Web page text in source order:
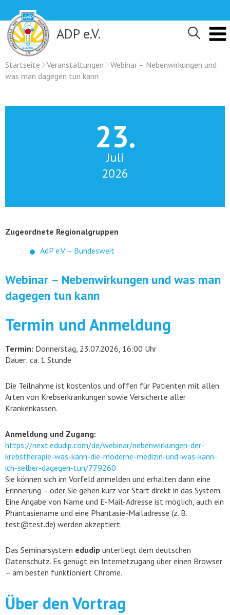
content
ADP e.V.
Startseite Veranstaltungen
Webinar – Nebenwirkungen und
was man dagegen tun kann
23.
Juli
2026
Zugeordnete Regionalgruppen
AdP e.V. – Bundesweit
Webinar – Nebenwirkungen und was man
dagegen tun kann
Termin und Anmeldung
Termin: Donnerstag, 23.07.2026, 16:00 Uhr
Dauer: ca. 1 Stunde
Die Teilnahme ist kostenlos und offen für Patienten mit allen
Arten von Krebserkrankungen sowie Versicherte aller
Krankenkassen.
Anmeldung und Zugang:
https://next.edudip.com/de/webinar/nebenwirkungen-der-
krebstherapie-was-kann-die-moderne-medizin-und-was-kann-
ich-selber-dagegen-tun/779260
Sie können sich im Vorfeld anmelden und erhalten dann eine
Erinnerung – oder Sie gehen kurz vor Start direkt in das System.
Eine Angabe von Name und E-Mail-Adresse ist möglich, auch ein
Phantasiename und eine Phantasie-Mailadresse (z. B.
test@test.de) werden akzeptiert.
Das Seminarsystem edudip unterliegt dem deutschen
Datenschutz. Es genügt ein Internetzugang über einen Browser
– am besten funktioniert Chrome.
Über den Vortrag